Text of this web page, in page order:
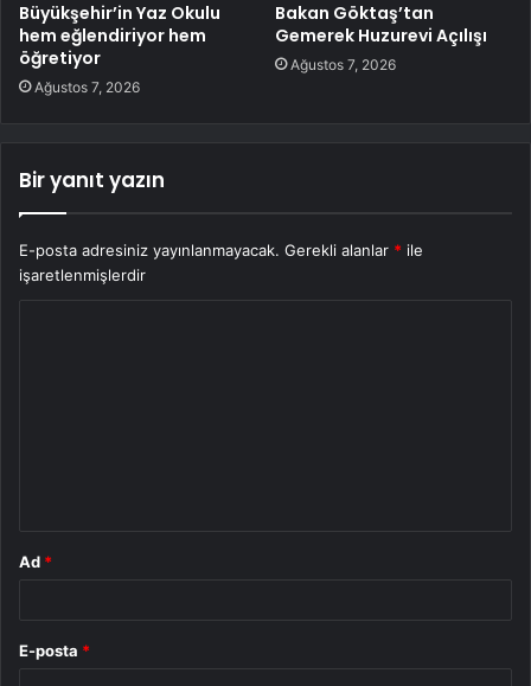
Büyükşehir’in Yaz Okulu
hem eğlendiriyor hem
öğretiyor
Ağustos 7, 2026
Bakan Göktaş’tan
Gemerek Huzurevi Açılışı
Ağustos 7, 2026
Bir yanıt yazın
E-posta adresiniz yayınlanmayacak. Gerekli alanlar * ile
işaretlenmişlerdir
Ad *
E-posta *